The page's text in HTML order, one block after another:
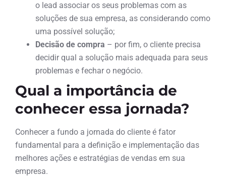
o lead associar os seus problemas com as
soluções de sua empresa, as considerando como
uma possível solução;
Decisão de compra – por fim, o cliente precisa
decidir qual a solução mais adequada para seus
problemas e fechar o negócio.
Qual a importância de
conhecer essa jornada?
Conhecer a fundo a jornada do cliente é fator
fundamental para a definição e implementação das
melhores ações e estratégias de vendas em sua
empresa.